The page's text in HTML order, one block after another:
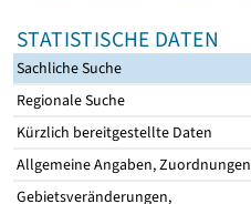
STATISTISCHE DATEN
Sachliche Suche
Regionale Suche
Kürzlich bereitgestellte Daten
Allgemeine Angaben, Zuordnungen
Gebietsveränderungen,